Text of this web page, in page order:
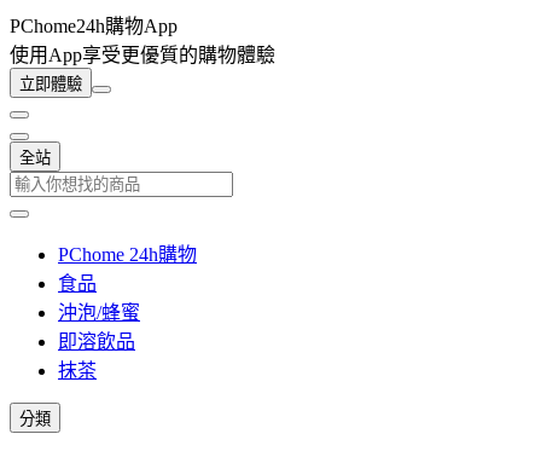
PChome24h購物App
使用App享受更優質的購物體驗
立即體驗
全站
PChome 24h購物
食品
沖泡/蜂蜜
即溶飲品
抹茶
分類